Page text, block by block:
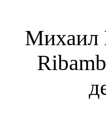
Михаил